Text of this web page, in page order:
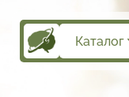
Каталог